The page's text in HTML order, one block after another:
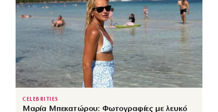
CELEBRITIES
Μαρία Μπεκατώρου: Φωτογραφίες με λευκό